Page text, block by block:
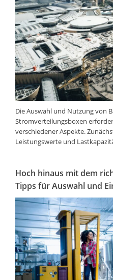
Die Auswahl und Nutzung von
Stromverteilungsboxen
verschiedener Aspekte.
Leistungswerte und
Hoch hinaus mit dem
Tipps für Auswahl und